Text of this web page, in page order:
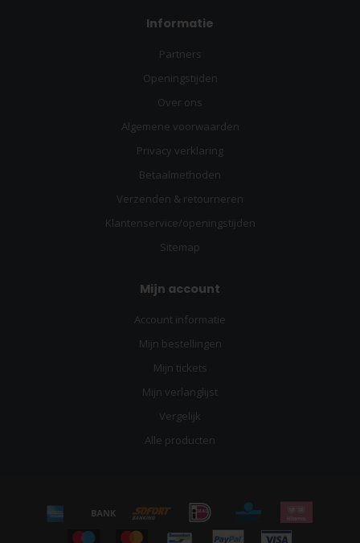
Informatie
Partners
Openingstijden
Over ons
Algemene voorwaarden
Privacy verklaring
Betaalmethoden
Verzenden & retourneren
Klantenservice/openingstijden
Sitemap
Mijn account
Account informatie
Mijn bestellingen
Mijn tickets
Mijn verlanglijst
Vergelijk
Alle producten